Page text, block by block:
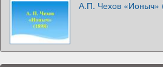
А.П. Чехов «Ионыч»